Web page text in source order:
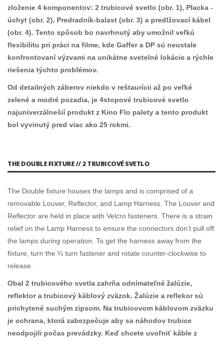
zloženie 4 komponentov: 2 trubicové svetlo (obr. 1), Placka -
úchyt (obr. 2), Predradník-balast (obr. 3) a predlžovací kábel
(obr. 4). Tento spôsob bo navrhnutý aby umožnil veľkú
flexibilitu pri práci na filme, kde Gaffer a DP sú neustale
konfrontovaní výzvami na unikátne svetelné lokácie a rýchle
riešenia týchto problémov.
Od detailných záberov niekdo v reštaurícii až po veľké
zelené a modré pozadia, je 4stopové trubicové svetlo
najuniverzálnešií produkt z Kino Flo palety a tento produkt
bol vyvinutý pred viac ako 25 rokmi.
THE DOUBLE FIXTURE // 2 TRUBICOVÉ SVETLO
The Double fixture houses the lamps and is comprised of a
removable Louver, Reflector, and Lamp Harness. The Louver and
Reflector are held in place with Velcro fasteners. There is a strain
relief on the Lamp Harness to ensure the connectors don’t pull off
the lamps during operation. To get the harness away from the
fixture, turn the ¼ turn fastener and rotate counter-clockwise to
release.
Obal 2 trubicového svetla zahrňa odnímateľné žalúzie,
reflektor a trubicový káblový zväzok. Žalúzie a reflekor sú
prichytené suchým zipsom. Na trubicovom káblovom zväzku
je ochrana, ktorá zabezpečuje aby sa náhodov trubice
neodpojili počas prevádzky. Keď chcete uvoľniť káble z